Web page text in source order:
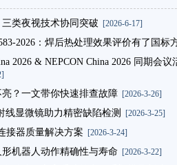
类夜视技术协同突破 [2026-6-17]
2026：焊后热处理效果评价有了国标
2026 & NEPCON China 2026 同期会
？一文带你快速排查故障 [2026-3-26]
线显微镜助力精密缺陷检测 [2026-3-25]
接器质量解决方案 [2026-3-24]
机器人动作精确性与寿命 [2026-3-22]